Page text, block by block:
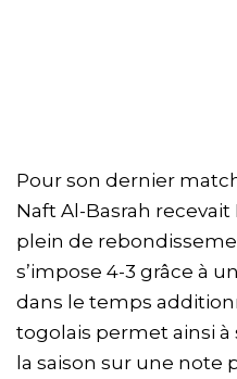
Pour son dernier
Naft Al-Basrah recevait
plein de
s’impose 4-3 grâce à
dans le temps
togolais permet ainsi à
la saison sur une note